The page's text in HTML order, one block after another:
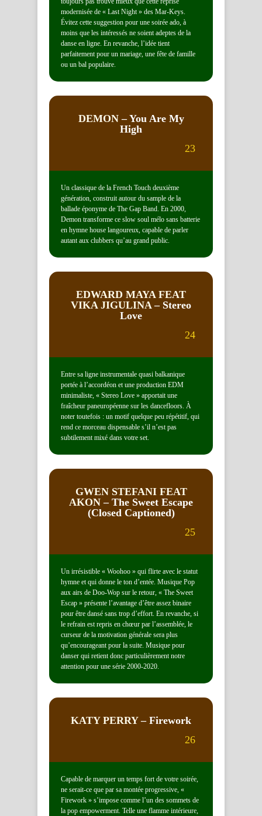
modernisée de « Last Night » des Mar-Keys.
Évitez cette suggestion pour une soirée ado, à
moins que les intéressés ne soient adeptes de la
danse en ligne. En revanche, l’idée tient
parfaitement pour un mariage, une fête de famille
ou un bal populaire.
DEMON– You Are My
High
23
Un classique de la French Touch deuxième
génération, construit autour du sample de la
ballade éponyme de The Gap Band. En 2000,
Demon transforme ce slow soul mélo sans batterie
en hymne house langoureux, capable de parler
autant aux clubbers qu’au grand public.
EDWARD MAYA FEAT
VIKA JIGULINA– Stereo
Love
24
Entre sa ligne instrumentale quasi balkanique
portée à l’accordéon et une production EDM
minimaliste, « Stereo Love » apportait une
fraîcheur paneuropéenne sur les dancefloors. À
noter toutefois : un motif quelque peu répétitif, qui
rend ce morceau dispensable s’il n’est pas
subtilement mixé dans votre set.
GWEN STEFANI FEAT
AKON – The Sweet Escape
(Closed Captioned)
25
Un irrésistible « Woohoo » qui flirte avec le statut
hymne et qui donne le ton d’entée. Musique Pop
aux airs de Doo-Wop sur le retour, « The Sweet
Escap » présente l’avantage d’être assez binaire
pour être dansé sans trop d’effort. En revanche, si
le refrain est repris en chœur par l’assemblée, le
curseur de la motivation générale sera plus
qu’encourageant pour la suite. Musique pour
danser qui retient donc particulièrement notre
attention pour une série 2000-2020.
KATY PERRY– Firework
26
Capable de marquer un temps fort de votre soirée,
ne serait-ce que par sa montée progressive, «
Firework » s’impose comme l’un des sommets de
la pop empowerment. Telle une flamme intérieure,